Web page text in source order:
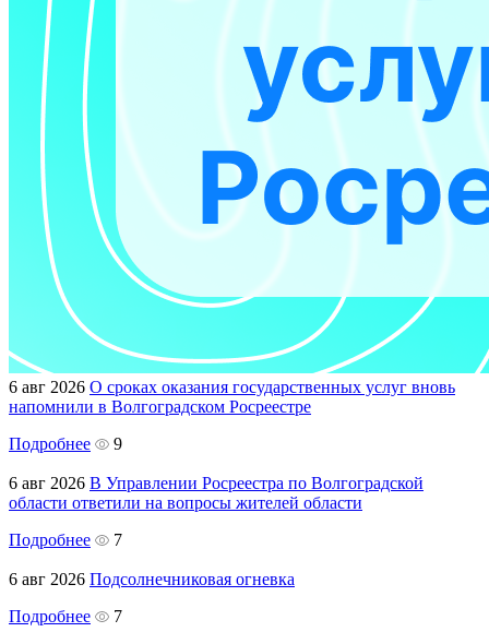
6 авг 2026 О сроках оказания государственных услуг вновь
напомнили в Волгоградском Росреестре
Подробнее
9
6 авг 2026 В Управлении Росреестра по Волгоградской
области ответили на вопросы жителей области
Подробнее
7
6 авг 2026 Подсолнечниковая огневка
Подробнее
7